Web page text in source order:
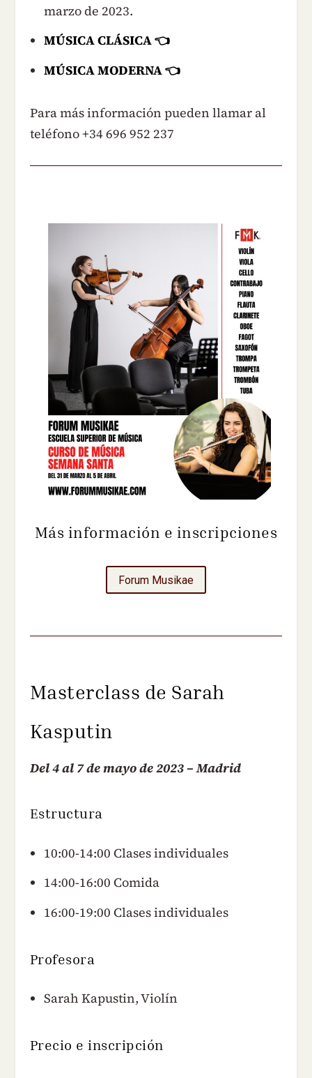
marzo de 2023.
MÚSICA CLÁSICA 👈
MÚSICA MODERNA 👈
Para más información pueden llamar al
teléfono +34 696 952 237
Más información e inscripciones
Forum Musikae
Masterclass de Sarah
Kasputin
Del 4 al 7 de mayo de 2023 – Madrid
Estructura
10:00-14:00 Clases individuales
14:00-16:00 Comida
16:00-19:00 Clases individuales
Profesora
Sarah Kapustin, Violín
Precio e inscripción